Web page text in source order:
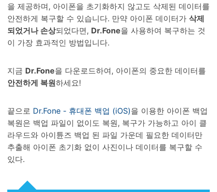
을 제공하며, 아이폰을 초기화하지 않고도 삭제된 데이터를
안전하게 복구할 수 있습니다. 만약 아이폰 데이터가 삭제
되었거나 손상되었다면, Dr.Fone을 사용하여 복구하는 것
이 가장 효과적인 방법입니다.
지금 Dr.Fone을 다운로드하여, 아이폰의 중요한 데이터를
안전하게 복원하세요!
끝으로 Dr.Fone - 휴대폰 백업 (iOS)을 이용한 아이폰 백업
복원은 백업 파일이 없이도 복원, 복구가 가능하고 아이 클
라우드와 아이튠즈 백업 된 파일 가운데 필요한 데이터만
추출해 아이폰 초기화 없이 사진이나 데이터를 복구할 수
있다.